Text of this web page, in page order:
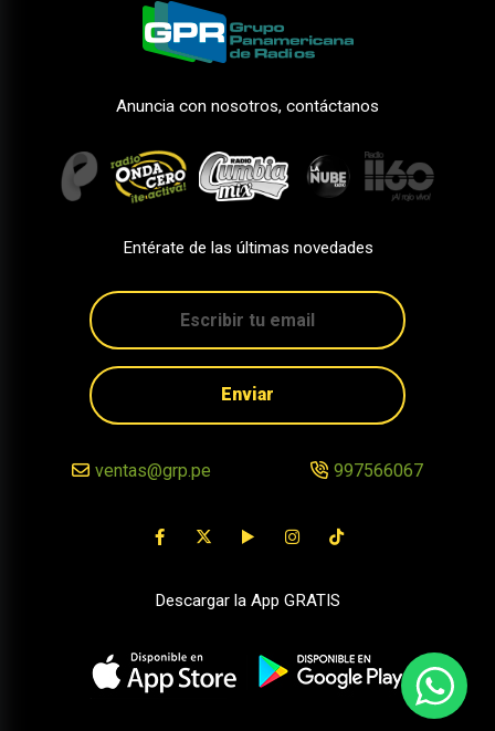
Anuncia con nosotros, contáctanos
Entérate de las últimas novedades
Enviar
ventas@grp.pe 997566067
Descargar la App GRATIS